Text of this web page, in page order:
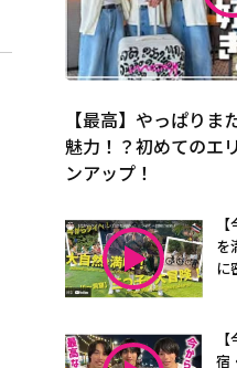
【最高】やっぱり
魅力！？初めてのエ
ンアップ！
を
に
宿